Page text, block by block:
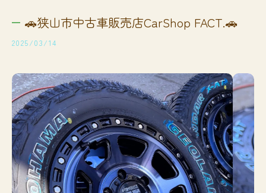
🚗狭山市中古車販売店CarShop FACT.🚗
2025/03/14